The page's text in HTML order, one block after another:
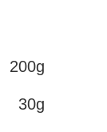
200g
30g